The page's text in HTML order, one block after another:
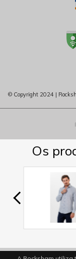
© Copyright 2024 |